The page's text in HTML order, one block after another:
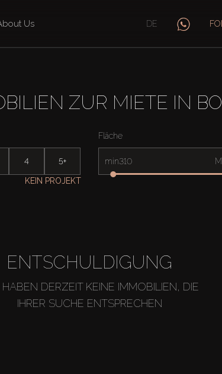
Us DE
ZUR MIETE IN
4 5+
Fläche
min
KEIN PROJEKT
ENTSCHULDIGUNG
DERZEIT KEINE IMMOBILIEN, DIE
IHRER SUCHE ENTSPRECHEN